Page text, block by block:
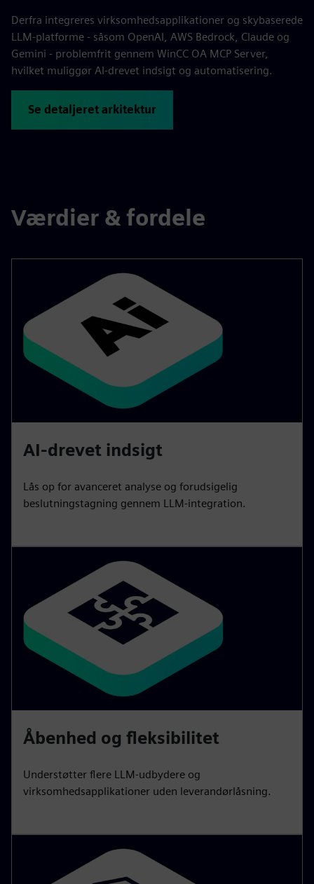
Derfra integreres virksomhedsapplikationer og skybaserede
LLM-platforme - såsom OpenAI, AWS Bedrock, Claude og
Gemini - problemfrit gennem WinCC OA MCP Server,
hvilket muliggør AI-drevet indsigt og automatisering.
Se detaljeret arkitektur
Værdier & fordele
AI-drevet indsigt
Lås op for avanceret analyse og forudsigelig
beslutningstagning gennem LLM-integration.
Åbenhed og fleksibilitet
Understøtter flere LLM-udbydere og
virksomhedsapplikationer uden leverandørlåsning.